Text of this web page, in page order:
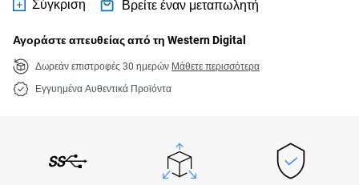
Σύγκριση Βρείτε έναν μεταπωλητή
Αγοράστε απευθείας από τη Western Digital
Δωρεάν επιστροφές 30 ημερών Μάθετε περισσότερα
Εγγυημένα Αυθεντικά Προϊόντα